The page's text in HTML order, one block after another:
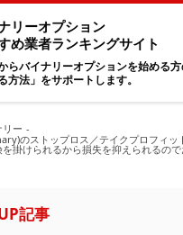
リーオプション
め業者ランキングサイト
らバイナリーオプションを始める
方法」をサポートします。
リー
のストップロス／テイクプロフィッ
掛けられるから損失を抑えられるの
記事